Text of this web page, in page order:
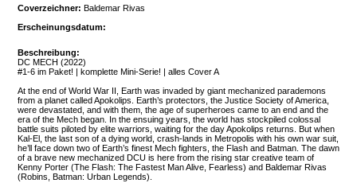
Coverzeichner: Baldemar Rivas
Erscheinungsdatum:
Beschreibung:
DC MECH (2022)
#1-6 im Paket! | komplette Mini-Serie! | alles Cover A
At the end of World War II, Earth was invaded by giant mechanized parademons
from a planet called Apokolips. Earth’s protectors, the Justice Society of America,
were devastated, and with them, the age of superheroes came to an end and the
era of the Mech began. In the ensuing years, the world has stockpiled colossal
battle suits piloted by elite warriors, waiting for the day Apokolips returns. But when
Kal-El, the last son of a dying world, crash-lands in Metropolis with his own war suit,
he’ll face down two of Earth’s finest Mech fighters, the Flash and Batman. The dawn
of a brave new mechanized DCU is here from the rising star creative team of
Kenny Porter (The Flash: The Fastest Man Alive, Fearless) and Baldemar Rivas
(Robins, Batman: Urban Legends).